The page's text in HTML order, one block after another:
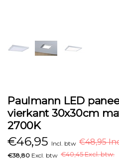
Paulmann LED
vierkant 30x30cm
2700K
€46,95 Incl. btw €48,95
€38,80 Excl. btw €40,45 Excl. btw.